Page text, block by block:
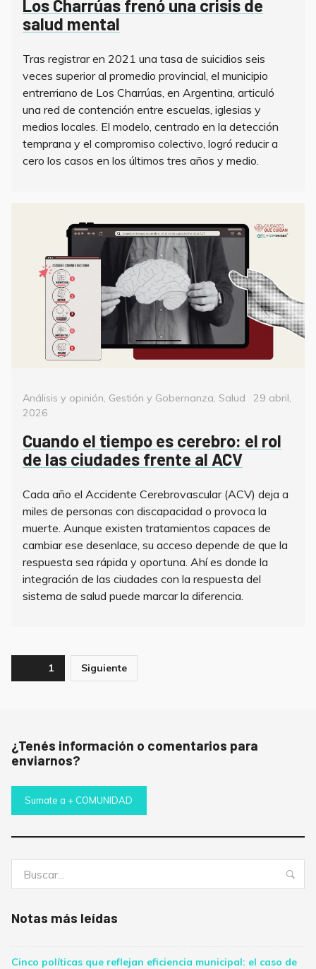
Los Charrúas frenó una crisis de
salud mental
Tras registrar en 2021 una tasa de suicidios seis
veces superior al promedio provincial, el municipio
entrerriano de Los Charrúas, en Argentina, articuló
una red de contención entre escuelas, iglesias y
medios locales. El modelo, centrado en la detección
temprana y el compromiso colectivo, logró reducir a
cero los casos en los últimos tres años y medio.
Categorías
Análisis y opinión, Gestión y Gobernanza, Salud
Posted
29 abril,
2026
Cuando el tiempo es cerebro: el rol
de las ciudades frente al ACV
Cada año el Accidente Cerebrovascular (ACV) deja a
miles de personas con discapacidad o provoca la
muerte. Aunque existen tratamientos capaces de
cambiar ese desenlace, su acceso depende de que la
respuesta sea rápida y oportuna. Ahí es donde la
integración de las ciudades con la respuesta del
sistema de salud puede marcar la diferencia.
Paginación
de
Page1 Siguiente
¿Tenés información o comentarios para
enviarnos?
Sumate a + COMUNIDAD
Notas más leídas
Cinco políticas que reflejan eficiencia municipal: el caso de